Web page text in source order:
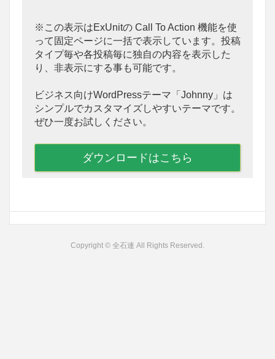
※この表示はExUnitの Call To Action 機能を使
って固定ページに一括で表示しています。投稿
タイプ毎や各投稿毎に独自の内容を表示した
り、非表示にする事も可能です。
ビジネス向けWordPressテーマ「Johnny」は
シンプルでカスタマイズしやすいテーマです。
ぜひ一度お試しください。
ダウンロードはこちら
Copyright © 全石連 All Rights Reserved.